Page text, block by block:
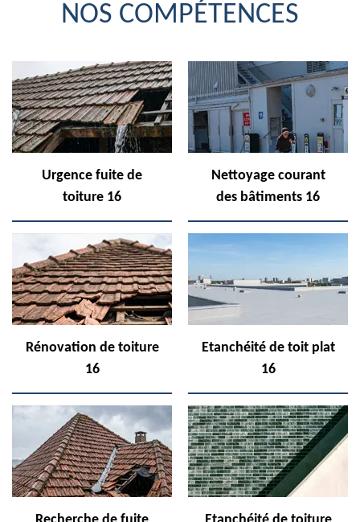
NOS COMPÉTENCES
Urgence fuite de
toiture 16
Nettoyage courant
des bâtiments 16
Rénovation de toiture
16
Etanchéité de toit plat
16